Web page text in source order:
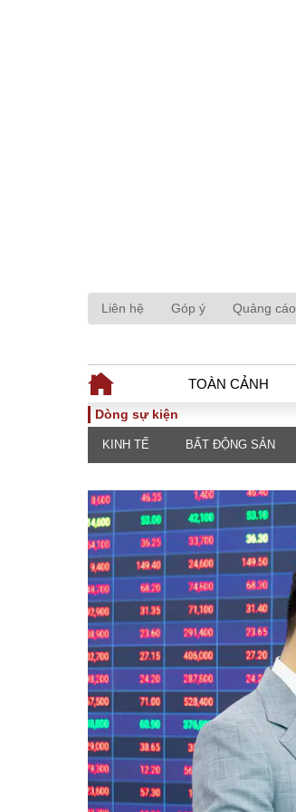
Liên hệ Góp ý Quảng cáo
TOÀN CẢNH
TOÀN CẢNH
Chính sách
Sự kiện
Đối thoại
Thế giới
ĐA CHIỀU
Quan điểm
Dòng sự kiện
KINH TẾ BẤT ĐỘNG SẢN